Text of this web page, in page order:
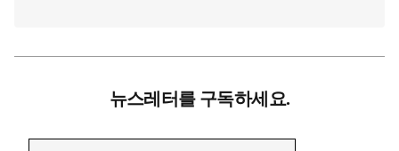
뉴스레터를 구독하세요.